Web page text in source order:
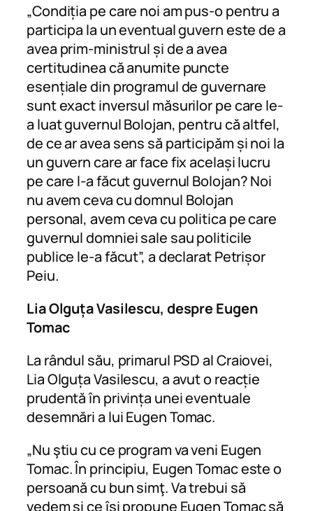
„Condiția pe care noi am pus-o pentru a
participa la un eventual guvern este de a
avea prim-ministrul și de a avea
certitudinea că anumite puncte
esențiale din programul de guvernare
sunt exact inversul măsurilor pe care le-
a luat guvernul Bolojan, pentru că altfel,
de ce ar avea sens să participăm și noi la
un guvern care ar face fix același lucru
pe care l-a făcut guvernul Bolojan? Noi
nu avem ceva cu domnul Bolojan
personal, avem ceva cu politica pe care
guvernul domniei sale sau politicile
publice le-a făcut”, a declarat Petrișor
Peiu.
Lia Olguța Vasilescu, despre Eugen
Tomac
La rândul său, primarul PSD al Craiovei,
Lia Olguța Vasilescu, a avut o reacție
prudentă în privința unei eventuale
desemnări a lui Eugen Tomac.
„Nu ştiu cu ce program va veni Eugen
Tomac. În principiu, Eugen Tomac este o
persoană cu bun simţ. Va trebui să
vedem şi ce îşi propune Eugen Tomac să